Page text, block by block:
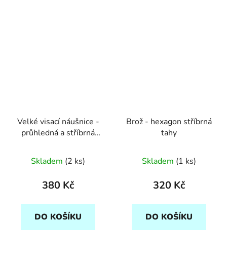
Velké visací náušnice -
průhledná a stříbrná
Skladem (2 ks)
380 Kč
DO KOŠÍKU
Brož - hexagon stříbrná
tahy
Skladem (1 ks)
320 Kč
DO KOŠÍKU